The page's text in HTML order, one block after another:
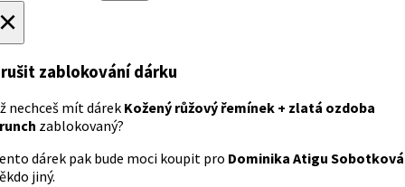
zablokování dárku
nechceš mít dárek Kožený růžový řemínek + zlatá ozdoba
zablokovaný?
dárek pak bude moci koupit pro Dominika Atigu Sobotková
jiný.